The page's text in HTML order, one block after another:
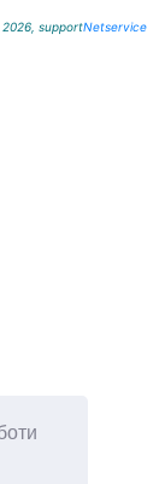
supportNetservice